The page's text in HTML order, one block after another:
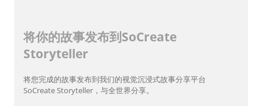
将你的故事发布到SoCreate
Storyteller
将您完成的故事发布到我们的视觉沉浸式故事分享平台
SoCreate Storyteller，与全世界分享。